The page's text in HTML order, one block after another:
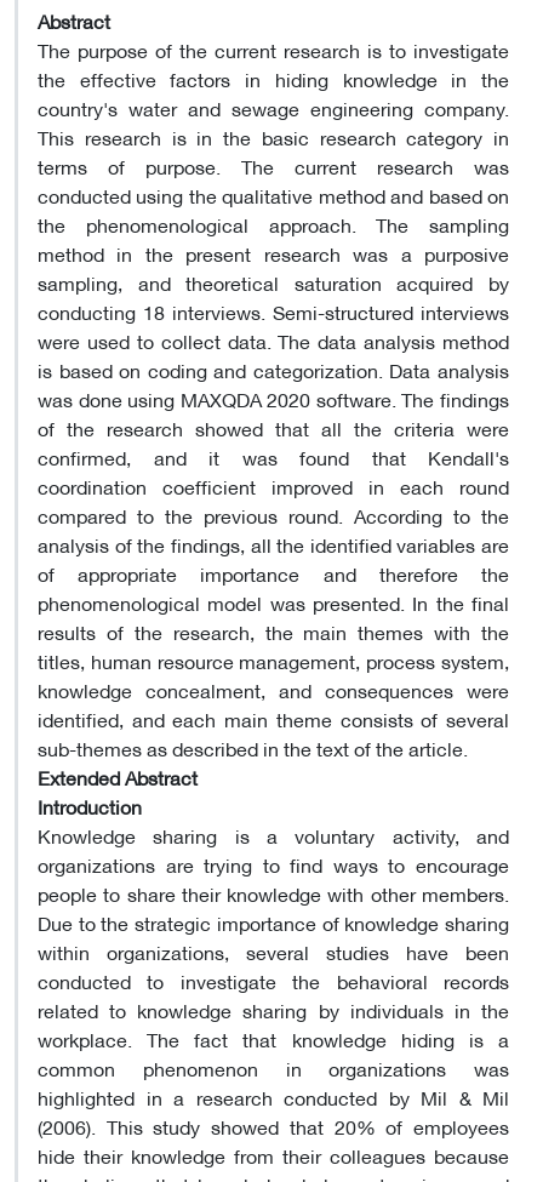
Abstract
The purpose of the current research is to investigate
the effective factors in hiding knowledge in the
country's water and sewage engineering company.
This research is in the basic research category in
terms of purpose. The current research was
conducted using the qualitative method and based on
the phenomenological approach. The sampling
method in the present research was a purposive
sampling, and theoretical saturation acquired by
conducting 18 interviews. Semi-structured interviews
were used to collect data. The data analysis method
is based on coding and categorization. Data analysis
was done using MAXQDA 2020 software. The findings
of the research showed that all the criteria were
confirmed, and it was found that Kendall's
coordination coefficient improved in each round
compared to the previous round. According to the
analysis of the findings, all the identified variables are
of appropriate importance and therefore the
phenomenological model was presented. In the final
results of the research, the main themes with the
titles, human resource management, process system,
knowledge concealment, and consequences were
identified, and each main theme consists of several
sub-themes as described in the text of the article.
Extended Abstract
Introduction
Knowledge sharing is a voluntary activity, and
organizations are trying to find ways to encourage
people to share their knowledge with other members.
Due to the strategic importance of knowledge sharing
within organizations, several studies have been
conducted to investigate the behavioral records
related to knowledge sharing by individuals in the
workplace. The fact that knowledge hiding is a
common phenomenon in organizations was
highlighted in a research conducted by Mil & Mil
(2006). This study showed that 20% of employees
hide their knowledge from their colleagues because